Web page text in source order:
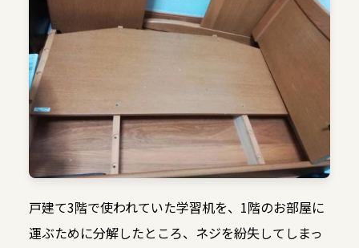
戸建て3階で使われていた学習机を、1階のお部屋に
運ぶために分解したところ、ネジを紛失してしまっ